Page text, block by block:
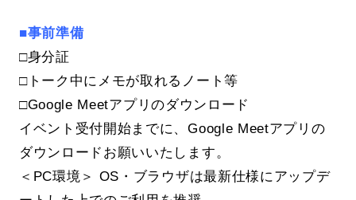
■事前準備
□身分証
□トーク中にメモが取れるノート等
□Google Meetアプリのダウンロード
イベント受付開始までに、Google Meetアプリの
ダウンロードお願いいたします。
＜PC環境＞ OS・ブラウザは最新仕様にアップデ